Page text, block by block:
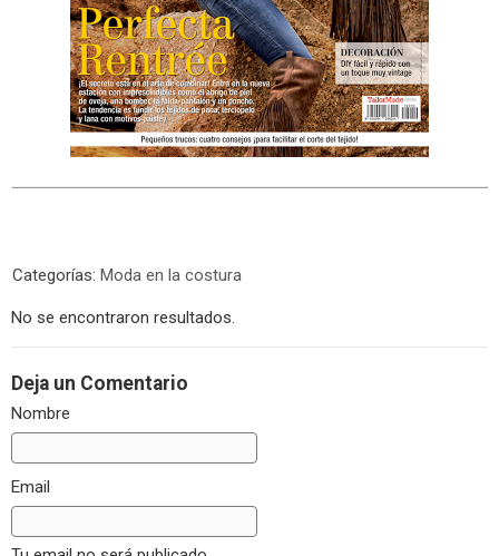
Categorías: Moda en la costura
No se encontraron resultados.
Deja un Comentario
Nombre
Email